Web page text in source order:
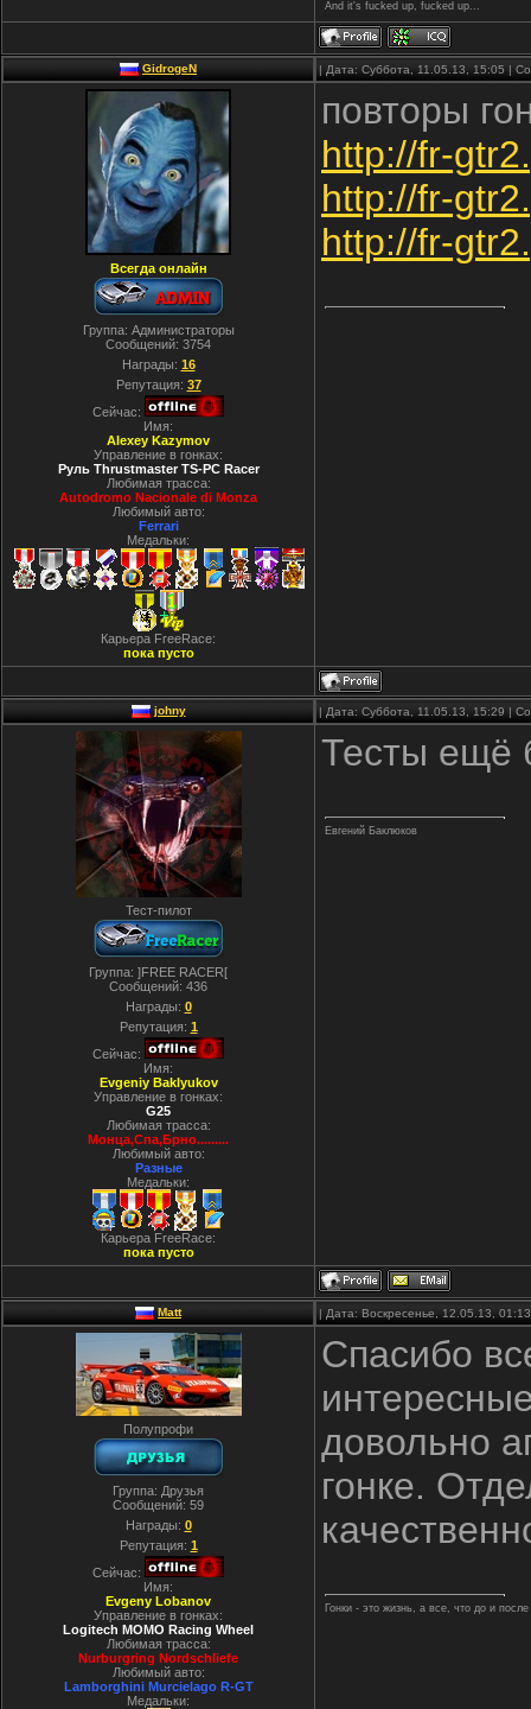
And it's fucked up, fucked up...
GidrogeN | Дата: Суббота, 11.05.13, 15:05 |
Всегда онлайн
Группа: Администраторы
Сообщений: 3754
Награды: 16
Репутация: 37
Сейчас:
Имя:
Alexey Kazymov
Управление в гонках:
Руль Thrustmaster TS-PC Racer
Любимая трасса:
Autodromo Nacionale di Monza
Любимый авто:
Ferrari
Медальки:
Карьера FreeRace:
пока пусто
повторы
http://fr-
http://fr-
http://fr-
johny | Дата: Суббота, 11.05.13, 15:29 |
Тест-пилот
Группа: ]FREE RACER[
Сообщений: 436
Награды: 0
Репутация: 1
Сейчас:
Имя:
Evgeniy Baklyukov
Управление в гонках:
G25
Любимая трасса:
Монца,Спа,Брно.........
Любимый авто:
Разные
Медальки:
Карьера FreeRace:
пока пусто
Тесты ещё
Евгений Баклюков
Matt | Дата: Воскресенье, 12.05.13,
Полупрофи
Группа: Друзья
Сообщений: 59
Награды: 0
Репутация: 1
Сейчас:
Имя:
Evgeny Lobanov
Управление в гонках:
Logitech MOMO Racing Wheel
Любимая трасса:
Nurburgring Nordschliefe
Любимый авто:
Lamborghini Murcielago R-GT
Медальки:
Спасибо
довольно
гонке.
Гонки - это жизнь, а все, что до и